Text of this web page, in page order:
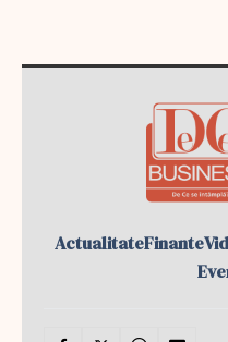
ActualitateFinante